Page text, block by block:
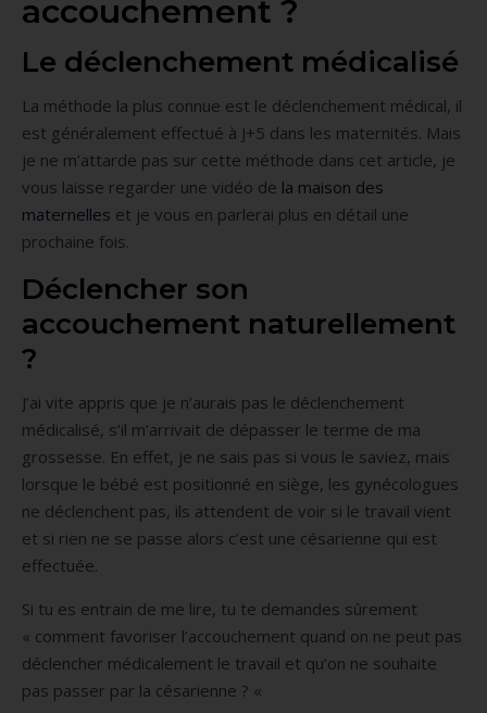
accouchement ?
Le déclenchement médicalisé
La méthode la plus connue est le déclenchement médical, il
est généralement effectué à J+5 dans les maternités. Mais
je ne m’attarde pas sur cette méthode dans cet article, je
vous laisse regarder une vidéo de la maison des
maternelles et je vous en parlerai plus en détail une
prochaine fois.
Déclencher son
accouchement naturellement
?
J’ai vite appris que je n’aurais pas le déclenchement
médicalisé, s’il m’arrivait de dépasser le terme de ma
grossesse. En effet, je ne sais pas si vous le saviez, mais
lorsque le bébé est positionné en siège, les gynécologues
ne déclenchent pas, ils attendent de voir si le travail vient
et si rien ne se passe alors c’est une césarienne qui est
effectuée.
Si tu es entrain de me lire, tu te demandes sûrement
« comment favoriser l’accouchement quand on ne peut pas
déclencher médicalement le travail et qu’on ne souhaite
pas passer par la césarienne ? «